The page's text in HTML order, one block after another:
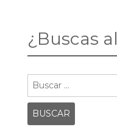
¿Buscas